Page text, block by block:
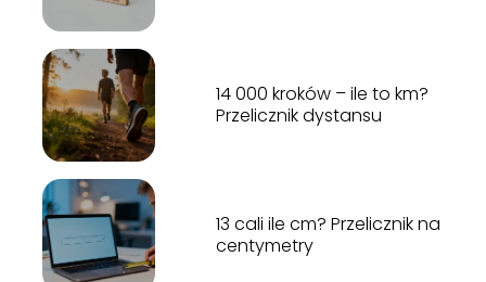
14 000 kroków – ile to km?
Przelicznik dystansu
13 cali ile cm? Przelicznik na
centymetry